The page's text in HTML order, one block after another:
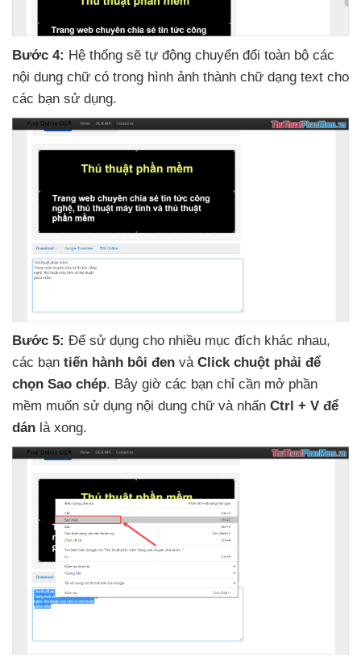
Bước 4: Hệ thống sẽ tự động chuyển đổi toàn bộ các
nội dung chữ có trong hình ảnh thành chữ dạng text cho
các bạn sử dụng.
Bước 5: Để sử dụng cho nhiều mục đích khác nhau,
các bạn tiến hành bôi đen và Click chuột phải để
chọn Sao chép. Bây giờ các bạn chỉ cần mở phần
mềm muốn sử dụng nội dung chữ và nhấn Ctrl + V để
dán là xong.